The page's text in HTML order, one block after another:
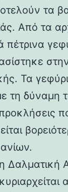
τα
Από τα
πέτρινα
Τα
τη δύναμη